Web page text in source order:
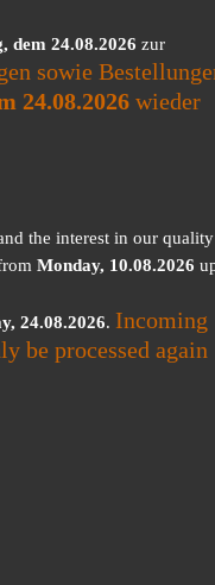
dem 24.08.2026 zur
sowie
24.08.2026wieder
the interest in our quality
Monday, 10.08.2026
24.08.2026. Incoming
be processed again